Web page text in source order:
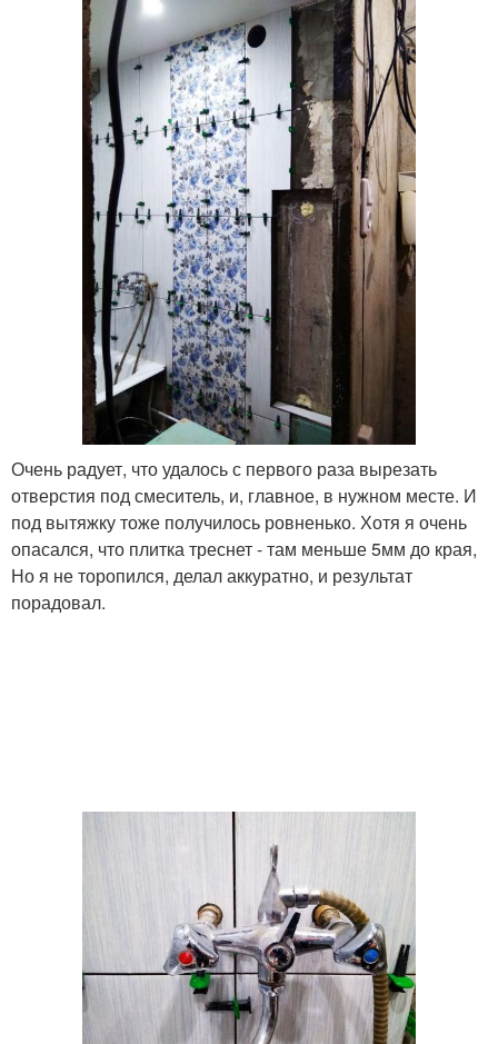
Очень радует, что удалось с первого раза вырезать
отверстия под смеситель, и, главное, в нужном месте. И
под вытяжку тоже получилось ровненько. Хотя я очень
опасался, что плитка треснет - там меньше 5мм до края,
Но я не торопился, делал аккуратно, и результат
порадовал.